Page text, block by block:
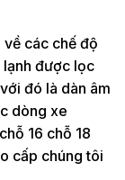
các chế độ
lạnh được lọc
đó là dàn âm
dòng xe
16 chỗ 18
cấp chúng tôi